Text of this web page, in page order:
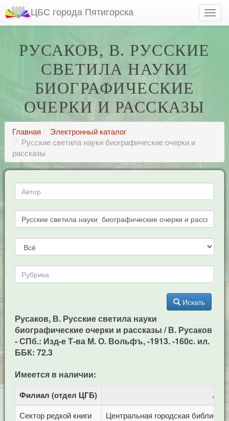
ЦБС города Пятигорска
РУСАКОВ, В. РУССКИЕ
СВЕТИЛА НАУКИ
БИОГРАФИЧЕСКИЕ
ОЧЕРКИ И РАССКАЗЫ
Главная
Электронный каталог
Русские светила науки биографические очерки и
рассказы
Искать
Русаков, В. Русские светила науки
биографические очерки и рассказы / В. Русаков
- СПб.: Изд-е Т-ва М. О. Вольфъ, -1913. -160c. ил.
ББК: 72.3
Имеется в наличии:
Филиал (отдел ЦГБ)
Сектор редкой книги Центральная городская